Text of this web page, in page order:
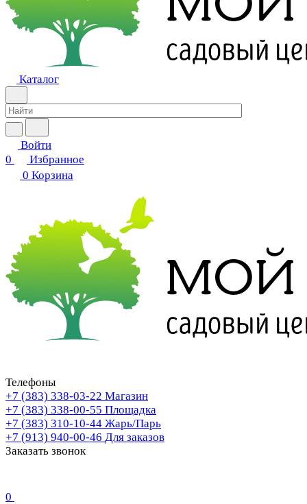
Каталог
Войти
0
Избранное
0 Корзина
Телефоны
+7 (383) 338-03-22 Магазин
+7 (383) 338-00-55 Площадка
+7 (383) 310-10-44 Жарь/Парь
+7 (913) 940-00-46 Для заказов
Заказать звонок
0